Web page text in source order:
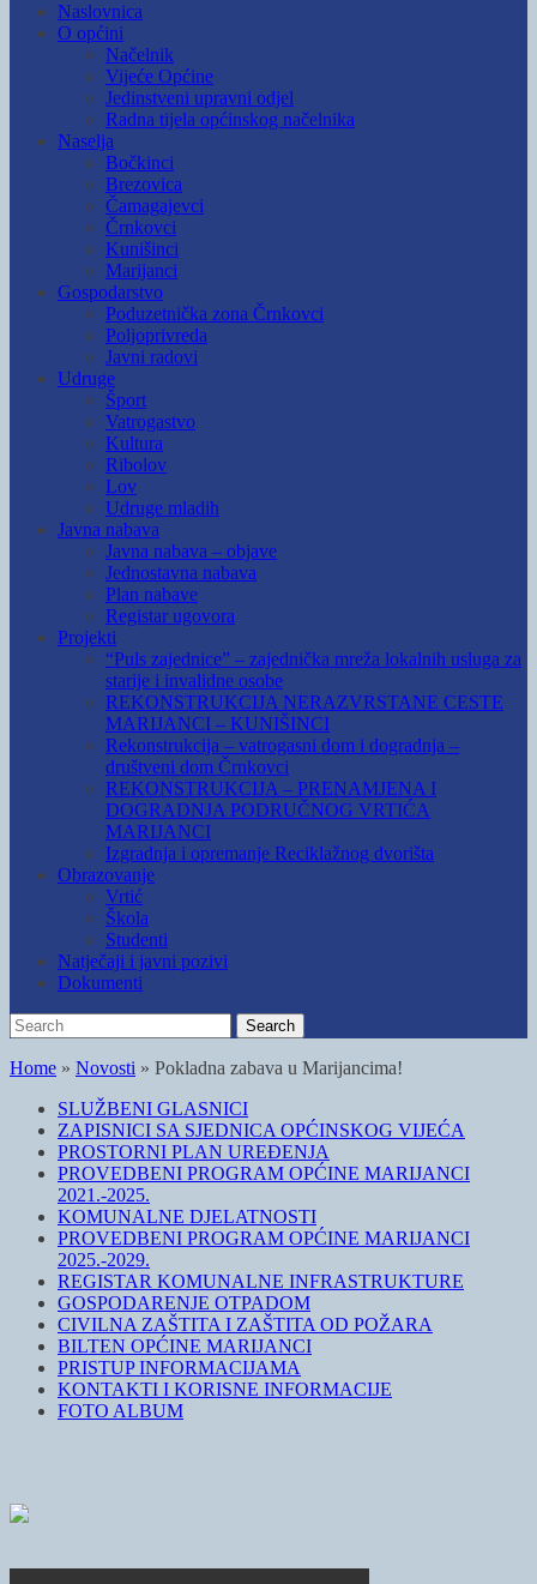
Naslovnica
O općini
Načelnik
Vijeće Općine
Jedinstveni upravni odjel
Radna tijela općinskog načelnika
Naselja
Bočkinci
Brezovica
Čamagajevci
Črnkovci
Kunišinci
Marijanci
Gospodarstvo
Poduzetnička zona Črnkovci
Poljoprivreda
Javni radovi
Udruge
Šport
Vatrogastvo
Kultura
Ribolov
Lov
Udruge mladih
Javna nabava
Javna nabava – objave
Jednostavna nabava
Plan nabave
Registar ugovora
Projekti
“Puls zajednice” – zajednička mreža lokalnih usluga za
starije i invalidne osobe
REKONSTRUKCIJA NERAZVRSTANE CESTE
MARIJANCI – KUNIŠINCI
Rekonstrukcija – vatrogasni dom i dogradnja –
društveni dom Črnkovci
REKONSTRUKCIJA – PRENAMJENA I
DOGRADNJA PODRUČNOG VRTIĆA
MARIJANCI
Izgradnja i opremanje Reciklažnog dvorišta
Obrazovanje
Vrtić
Škola
Studenti
Natječaji i javni pozivi
Dokumenti
Search
for:
Search
Home » Novosti » Pokladna zabava u Marijancima!
SLUŽBENI GLASNICI
ZAPISNICI SA SJEDNICA OPĆINSKOG VIJEĆA
PROSTORNI PLAN UREĐENJA
PROVEDBENI PROGRAM OPĆINE MARIJANCI
2021.-2025.
KOMUNALNE DJELATNOSTI
PROVEDBENI PROGRAM OPĆINE MARIJANCI
2025.-2029.
REGISTAR KOMUNALNE INFRASTRUKTURE
GOSPODARENJE OTPADOM
CIVILNA ZAŠTITA I ZAŠTITA OD POŽARA
BILTEN OPĆINE MARIJANCI
PRISTUP INFORMACIJAMA
KONTAKTI I KORISNE INFORMACIJE
FOTO ALBUM